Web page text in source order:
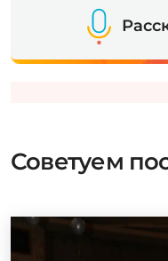
Советуем